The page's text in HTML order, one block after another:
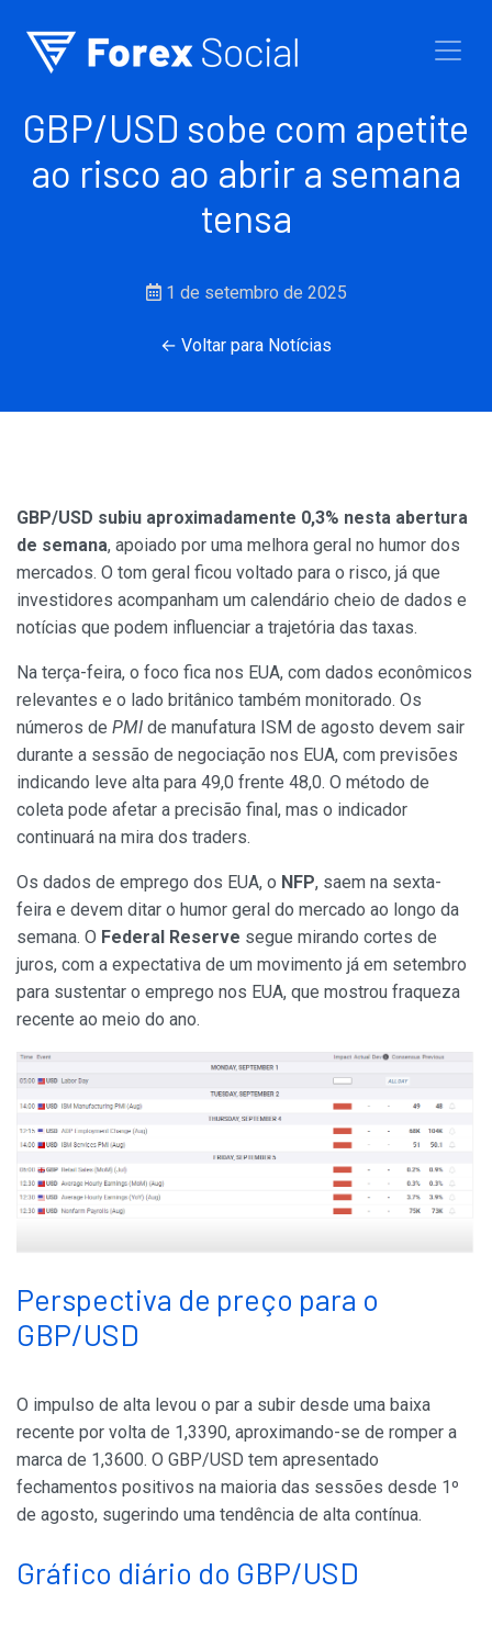
GBP/USD sobe com apetite
ao risco ao abrir a semana
tensa
1 de setembro de 2025
← Voltar para Notícias
GBP/USD subiu aproximadamente 0,3% nesta abertura
de semana, apoiado por uma melhora geral no humor dos
mercados. O tom geral ficou voltado para o risco, já que
investidores acompanham um calendário cheio de dados e
notícias que podem influenciar a trajetória das taxas.
Na terça-feira, o foco fica nos EUA, com dados econômicos
relevantes e o lado britânico também monitorado. Os
números de PMI de manufatura ISM de agosto devem sair
durante a sessão de negociação nos EUA, com previsões
indicando leve alta para 49,0 frente 48,0. O método de
coleta pode afetar a precisão final, mas o indicador
continuará na mira dos traders.
Os dados de emprego dos EUA, o NFP, saem na sexta-
feira e devem ditar o humor geral do mercado ao longo da
semana. O Federal Reserve segue mirando cortes de
juros, com a expectativa de um movimento já em setembro
para sustentar o emprego nos EUA, que mostrou fraqueza
recente ao meio do ano.
Perspectiva de preço para o
GBP/USD
O impulso de alta levou o par a subir desde uma baixa
recente por volta de 1,3390, aproximando-se de romper a
marca de 1,3600. O GBP/USD tem apresentado
fechamentos positivos na maioria das sessões desde 1º
de agosto, sugerindo uma tendência de alta contínua.
Gráfico diário do GBP/USD